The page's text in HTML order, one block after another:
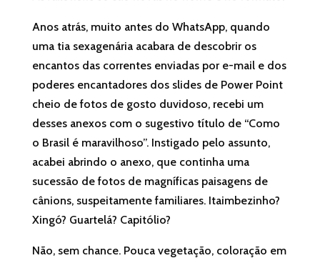
Anos atrás, muito antes do WhatsApp, quando
uma tia sexagenária acabara de descobrir os
encantos das correntes enviadas por e-mail e dos
poderes encantadores dos slides de Power Point
cheio de fotos de gosto duvidoso, recebi um
desses anexos com o sugestivo título de “Como
o Brasil é maravilhoso”. Instigado pelo assunto,
acabei abrindo o anexo, que continha uma
sucessão de fotos de magníficas paisagens de
cânions, suspeitamente familiares. Itaimbezinho?
Xingó? Guartelá? Capitólio?
Não, sem chance. Pouca vegetação, coloração em